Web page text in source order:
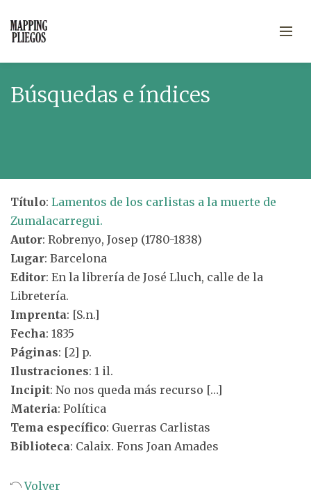
Búsquedas e índices
Título: Lamentos de los carlistas a la muerte de
Zumalacarregui.
Autor: Robrenyo, Josep (1780-1838)
Lugar: Barcelona
Editor: En la librería de José Lluch, calle de la
Libretería.
Imprenta: [S.n.]
Fecha: 1835
Páginas: [2] p.
Ilustraciones: 1 il.
Incipit: No nos queda más recurso […]
Materia: Política
Tema específico: Guerras Carlistas
Biblioteca: Calaix. Fons Joan Amades
Volver